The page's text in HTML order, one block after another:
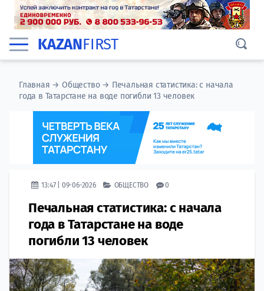
KAZANFIRST
Главная →Общество→ Печальная статистика: с начала
года в Татарстане на воде погибли 13 человек
13:47 | 09-06-2026 ОБЩЕСТВО 0
Печальная статистика: с начала
года в Татарстане на воде
погибли 13 человек